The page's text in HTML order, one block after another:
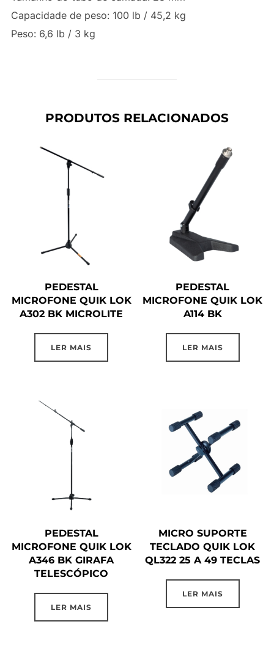
Capacidade de peso: 100 lb / 45,2 kg
Peso: 6,6 lb / 3 kg
PRODUTOS RELACIONADOS
PEDESTAL
MICROFONE QUIK LOK
A302 BK MICROLITE
LER MAIS
PEDESTAL
MICROFONE QUIK LOK
A114 BK
LER MAIS
PEDESTAL
MICROFONE QUIK LOK
A346 BK GIRAFA
TELESCÓPICO
LER MAIS
MICRO SUPORTE
TECLADO QUIK LOK
QL322 25 A 49 TECLAS
LER MAIS